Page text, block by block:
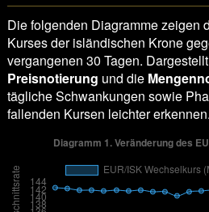
Die folgenden Diagramme zeigen
Kurses der isländischen Krone
vergangenen 30 Tagen.
Preisnotierung und die
tägliche Schwankungen sowie
fallenden Kursen leichter erkennen.